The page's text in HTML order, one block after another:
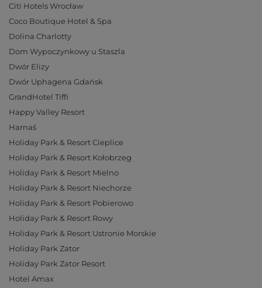
Citi Hotels Wrocław
Coco Boutique Hotel & Spa
Dolina Charlotty
Dom Wypoczynkowy u Staszla
Dwór Elizy
Dwór Uphagena Gdańsk
GrandHotel Tiffi
Happy Valley Resort
Harnaś
Holiday Park & Resort Cieplice
Holiday Park & Resort Kołobrzeg
Holiday Park & Resort Mielno
Holiday Park & Resort Niechorze
Holiday Park & Resort Pobierowo
Holiday Park & Resort Rowy
Holiday Park & Resort Ustronie Morskie
Holiday Park Zator
Holiday Park Zator Resort
Hotel Amax